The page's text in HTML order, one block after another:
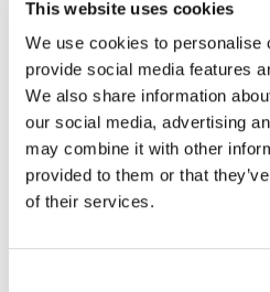
This website uses cookies
We use cookies to personalise
provide social media features
We also share information
our social media, advertising
may combine it with other
provided to them or that
of their services.
Thule RoundTrip extra long frame